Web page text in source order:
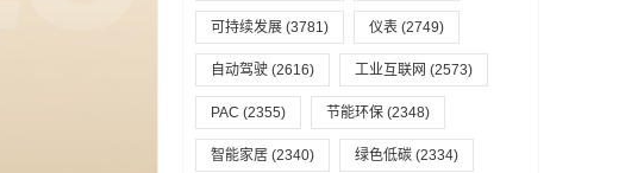
可持续发展 (3781) 仪表 (2749)
自动驾驶 (2616) 工业互联网 (2573)
PAC (2355) 节能环保 (2348)
智能家居 (2340) 绿色低碳 (2334)